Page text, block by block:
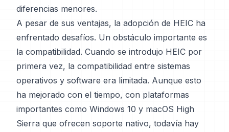
diferencias menores.
A pesar de sus ventajas, la adopción de HEIC ha
enfrentado desafíos. Un obstáculo importante es
la compatibilidad. Cuando se introdujo HEIC por
primera vez, la compatibilidad entre sistemas
operativos y software era limitada. Aunque esto
ha mejorado con el tiempo, con plataformas
importantes como Windows 10 y macOS High
Sierra que ofrecen soporte nativo, todavía hay